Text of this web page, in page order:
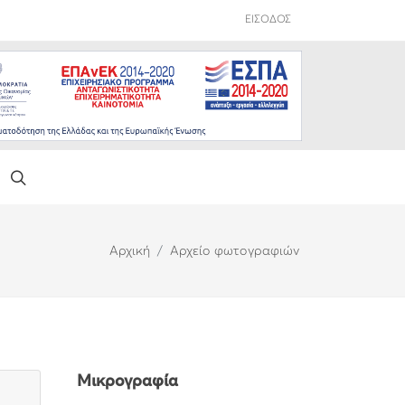
ΕΙΣΟΔΟΣ
Αρχική Αρχείο φωτογραφιών
Μικρογραφία